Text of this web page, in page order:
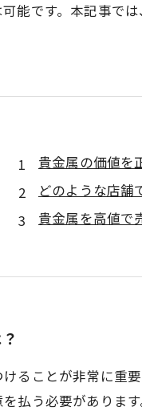
能です。本記事で
貴金属の価値を
どのような店舗
貴金属を高値で
ることが非常に重
払う必要がありま